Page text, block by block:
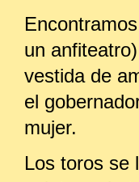
un
vestida de
el
mujer.
Los toros se